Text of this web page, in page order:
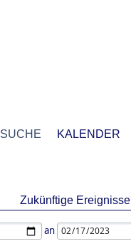
SUCHE KALENDER
Zukünftige Ereignisse
an